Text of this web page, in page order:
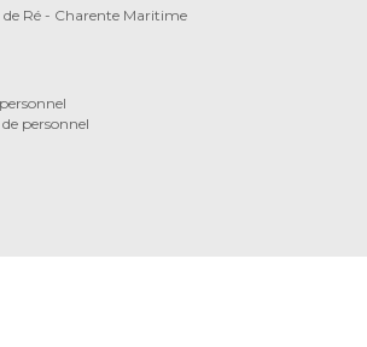
Ré - Charente Maritime
personnel